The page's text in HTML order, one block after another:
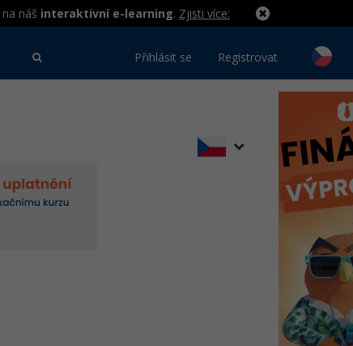
na náš interaktivní e-learning. Zjisti více:
Přihlásit se Registrovat